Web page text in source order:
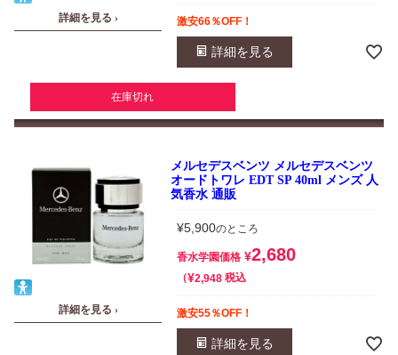
詳細を見る › 激安66％OFF！
詳細を見る
在庫切れ
詳細を見る ›
メルセデスベンツ メルセデスベンツ
オードトワレ EDT SP 40ml メンズ 人
気香水 通販
¥5,900のところ
香水学園価格 ¥2,680
¥2,948 税込
激安55％OFF！
詳細を見る